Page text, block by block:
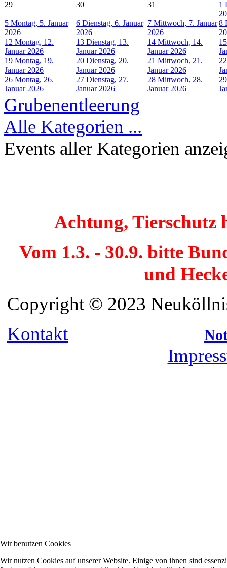
29
30 31 1
5 Montag, 5. Januar
2026
6 Dienstag, 6. Januar
2026
7 Mittwoch, 7. Januar
2026
8
12 Montag, 12.
Januar 2026
13 Dienstag, 13.
Januar 2026
14 Mittwoch, 14.
Januar 2026
15
19 Montag, 19.
Januar 2026
20 Dienstag, 20.
Januar 2026
21 Mittwoch, 21.
Januar 2026
22
26 Montag, 26.
Januar 2026
27 Dienstag, 27.
Januar 2026
28 Mittwoch, 28.
Januar 2026
29
Grubenentleerung
Alle Kategorien ...
Events aller Kategorien
Achtung, Tierschutz
Vom 1.3. - 30.9. bitte
und
Copyright © 2023
Kontakt
Wir benutzen Cookies
Wir nutzen Cookies auf unserer Website. Einige von ihnen sind